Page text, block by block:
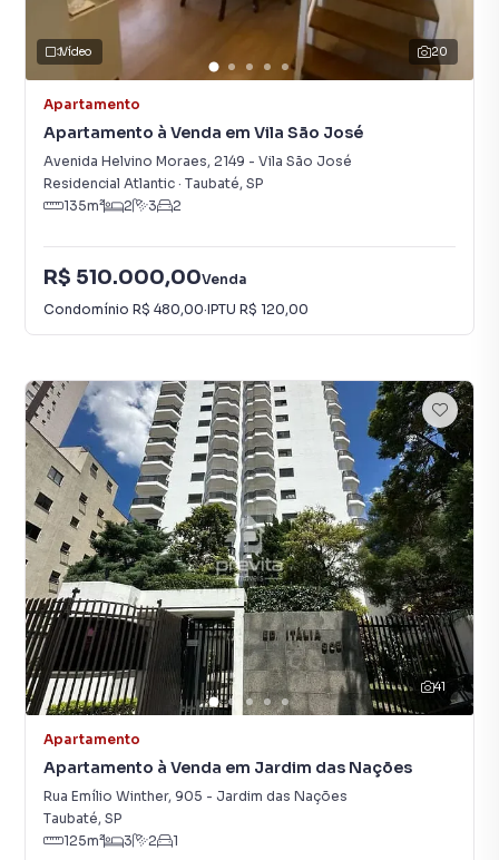
20
Vídeo
Apartamento
Apartamento à Venda em Vila São José
Avenida Helvino Moraes, 2149 - Vila São José
Residencial Atlantic · Taubaté, SP
135m² 2 3 2
R$ 510.000,00Venda
Condomínio R$ 480,00·IPTU R$ 120,00
41
Apartamento
Apartamento à Venda em Jardim das Nações
Rua Emílio Winther, 905 - Jardim das Nações
Taubaté, SP
125m² 3 2 1